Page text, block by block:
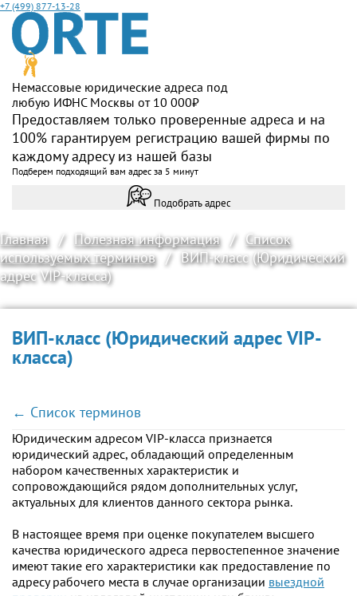
+7 (499) 877-13-28
Немассовые юридические адреса под
любую ИФНС Москвы от 10 000₽
Предоставляем только проверенные адреса и на
100% гарантируем регистрацию вашей фирмы по
каждому адресу из нашей базы
Подберем подходящий вам адрес за 5 минут
Подобрать адрес
Главная / Полезная информация / Список
используемых терминов / ВИП-класс (Юридический
адрес VIP-класса)
ВИП-класс (Юридический адрес VIP-
класса)
← Список терминов
Юридическим адресом VIP-класса признается
юридический адрес, обладающий определенным
набором качественных характеристик и
сопровождающийся рядом дополнительных услуг,
актуальных для клиентов данного сектора рынка.
В настоящее время при оценке покупателем высшего
качества юридического адреса первостепенное значение
имеют такие его характеристики как предоставление по
адресу рабочего места в случае организации выездной